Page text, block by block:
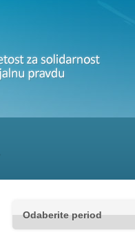
Odaberite period